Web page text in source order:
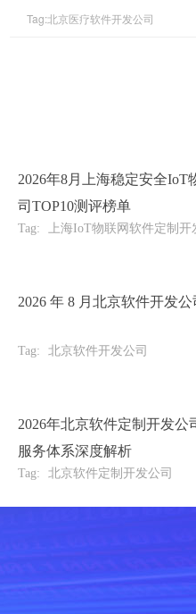
Tag:北京医疗软件开发公司
2026年8月上海稳定安全IoT
司TOP10测评榜单
Tag: 上海IoT物联网软件定制开
2026 年 8 月北京软件开发
Tag: 北京软件开发公司
2026年北京软件定制开发公
服务体系深度解析
Tag: 北京软件定制开发公司